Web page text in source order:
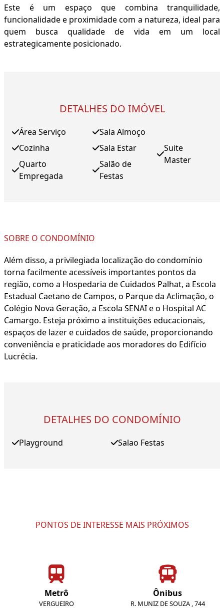
Este é um espaço que combina tranquilidade,
funcionalidade e proximidade com a natureza, ideal para
quem busca qualidade de vida em um local
estrategicamente posicionado.
DETALHES DO IMÓVEL
Área Serviço
Cozinha
Quarto
Empregada
Sala Almoço
Sala Estar
Salão de
Festas
Suite
Master
SOBRE O CONDOMÍNIO
Além disso, a privilegiada localização do condomínio
torna facilmente acessíveis importantes pontos da
região, como a Hospedaria de Cuidados Palhat, a Escola
Estadual Caetano de Campos, o Parque da Aclimação, o
Colégio Nova Geração, a Escola SENAI e o Hospital AC
Camargo. Esteja próximo a instituições educacionais,
espaços de lazer e cuidados de saúde, proporcionando
conveniência e praticidade aos moradores do Edifício
Lucrécia.
DETALHES DO CONDOMÍNIO
Playground Salao Festas
PONTOS DE INTERESSE MAIS PRÓXIMOS
Metrô
VERGUEIRO
Ônibus
R. MUNIZ DE SOUZA , 744